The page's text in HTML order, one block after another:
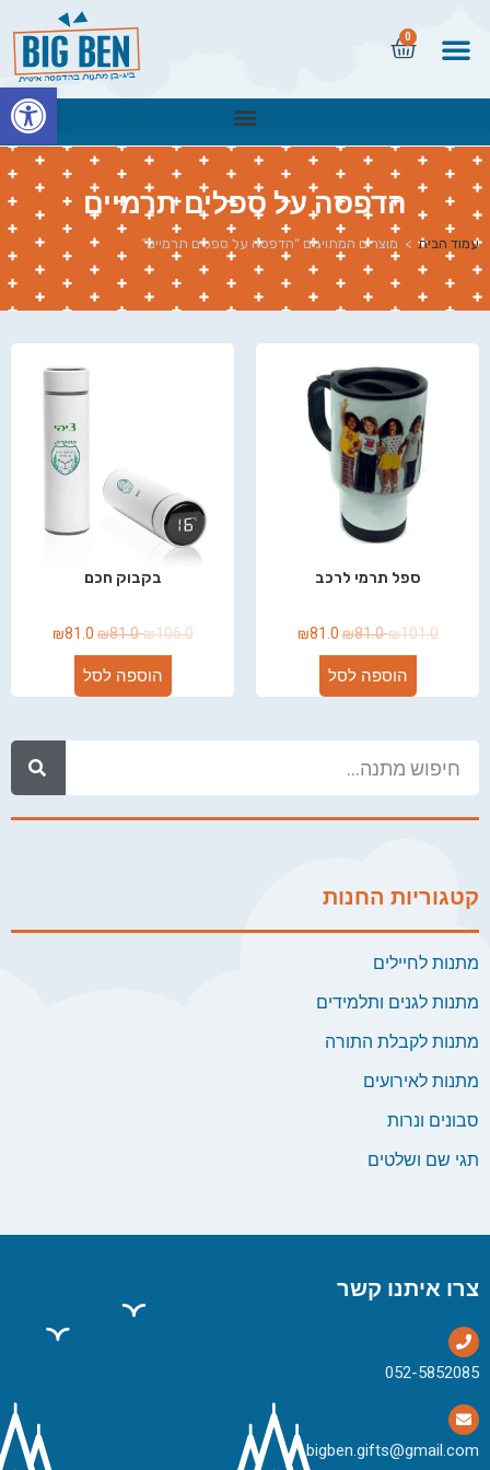
0
הדפסה על ספלים תרמיים
עמוד הבית > מוצרים המתויגים “הדפסה על ספלים תרמיים”
קטגוריות החנות
מתנות לחיילים
מתנות לגנים ותלמידים
מתנות לקבלת התורה
מתנות לאירועים
סבונים ונרות
תגי שם ושלטים
ספל תרמי לרכב
₪101.0
₪81.0
₪81.0
הוספה לסל
בקבוק חכם
₪106.0
₪81.0
₪81.0
הוספה לסל
צרו איתנו קשר
bigben.gifts@gmail.com